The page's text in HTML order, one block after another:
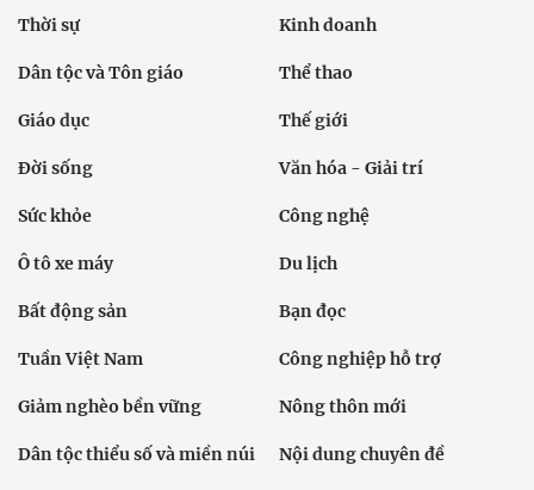
Thời sự Kinh doanh
Dân tộc và Tôn giáo Thể thao
Giáo dục Thế giới
Đời sống Văn hóa - Giải trí
Sức khỏe Công nghệ
Ô tô xe máy Du lịch
Bất động sản Bạn đọc
Tuần Việt Nam Công nghiệp hỗ trợ
Giảm nghèo bền vững Nông thôn mới
Dân tộc thiểu số và miền núi Nội dung chuyên đề